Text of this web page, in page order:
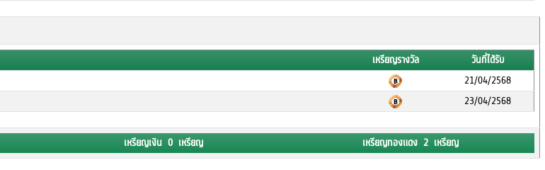
เหรียญรางวัล
วันที่ได้รับ
21/04/2568
23/04/2568
เหรียญเงิน 0 เหรียญ เหรียญทองแดง 2 เหรียญ